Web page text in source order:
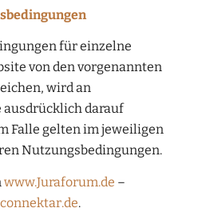
für einzelne
von den vorgenannten
wird an
darauf
Falle gelten im jeweiligen
Nutzungsbedingungen.
www.Juraforum.de –
.